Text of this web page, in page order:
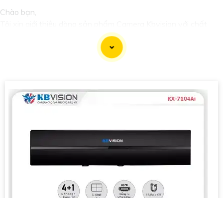
Chào bạn,
lượng cao và giá cả phải chăng. Hiện tại, chúng tôi đang có
chương trình khuyến mãi đặc biệt, bạn có thể tận dụng để mua
sản phẩm với chiết khấu cao.
ninh hiệu quả. dòng sản phẩm này cũng dễ dàng lắp đặt và sử
khấu cao, hãy liên hệ với chúng tôi để biết thêm thông tin chi
tiết và được tư vấn tốt nhất.
Xin cảm ơn và chúc bạn một ngày tốt lành!
Hy vọng thông tin trên sẽ Có rất nhiều giá trị cao cấp đối với
bạn. Nếu bạn cần thêm thông tin hoặc muốn tư vấn về sản